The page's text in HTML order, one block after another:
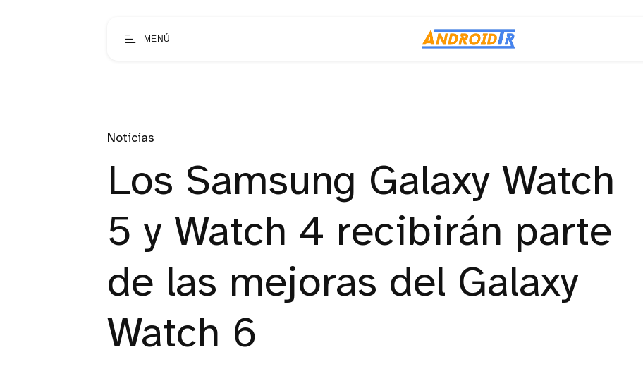
MENÚ
Noticias
Los Samsung Galaxy Watch
5 y Watch 4 recibirán parte
de las mejoras del Galaxy
Watch 6